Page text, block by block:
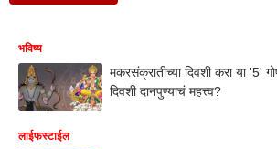
भविष्य
मकरसंक्रातीच्या दिवशी करा या '5'
दिवशी दानपुण्याचं महत्त्व?
लाईफस्टाईल